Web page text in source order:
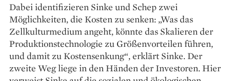
Dabei identifizieren Sinke und Schep zwei
Möglichkeiten, die Kosten zu senken: „Was das
Zellkulturmedium angeht, könnte das Skalieren der
Produktionstechnologie zu Größenvorteilen führen,
und damit zu Kostensenkung“, erklärt Sinke. Der
zweite Weg liege in den Händen der Investoren. Hier